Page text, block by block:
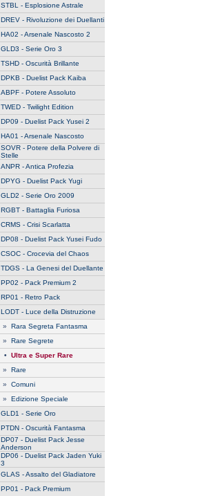
STBL - Esplosione Astrale
DREV - Rivoluzione dei Duellanti
HA02 - Arsenale Nascosto 2
GLD3 - Serie Oro 3
TSHD - Oscurità Brillante
DPKB - Duelist Pack Kaiba
ABPF - Potere Assoluto
TWED - Twilight Edition
DP09 - Duelist Pack Yusei 2
HA01 - Arsenale Nascosto
SOVR - Potere della Polvere di
Stelle
ANPR - Antica Profezia
DPYG - Duelist Pack Yugi
GLD2 - Serie Oro 2009
RGBT - Battaglia Furiosa
CRMS - Crisi Scarlatta
DP08 - Duelist Pack Yusei Fudo
CSOC - Crocevia del Chaos
TDGS - La Genesi del Duellante
PP02 - Pack Premium 2
RP01 - Retro Pack
LODT - Luce della Distruzione
» Rara Segreta Fantasma
» Rare Segrete
• Ultra e Super Rare
» Rare
» Comuni
» Edizione Speciale
GLD1 - Serie Oro
PTDN - Oscurità Fantasma
DP07 - Duelist Pack Jesse
Anderson
DP06 - Duelist Pack Jaden Yuki
3
GLAS - Assalto del Gladiatore
PP01 - Pack Premium